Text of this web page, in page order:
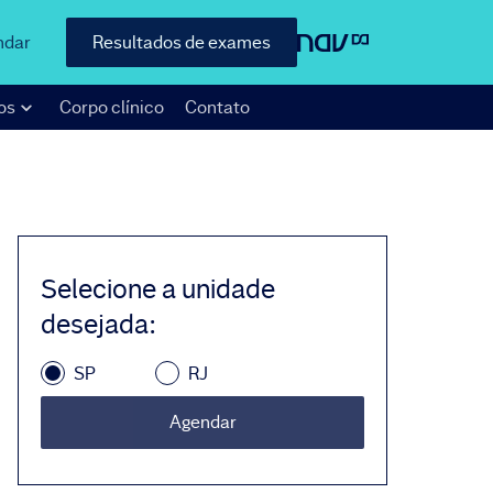
Resultados de exames
Corpo clínico Contato
Selecione a unidade
desejada:
SP RJ
Agendar